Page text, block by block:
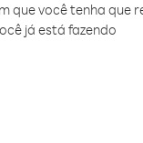
que você tenha que
já está fazendo